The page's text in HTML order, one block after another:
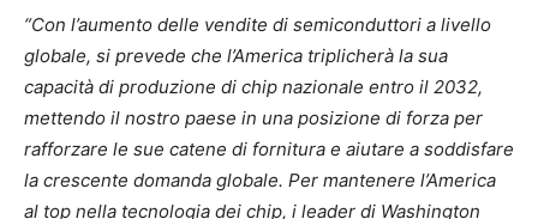
“Con l’aumento delle vendite di semiconduttori a livello
globale, si prevede che l’America triplicherà la sua
capacità di produzione di chip nazionale entro il 2032,
mettendo il nostro paese in una posizione di forza per
rafforzare le sue catene di fornitura e aiutare a soddisfare
la crescente domanda globale. Per mantenere l’America
al top nella tecnologia dei chip, i leader di Washington